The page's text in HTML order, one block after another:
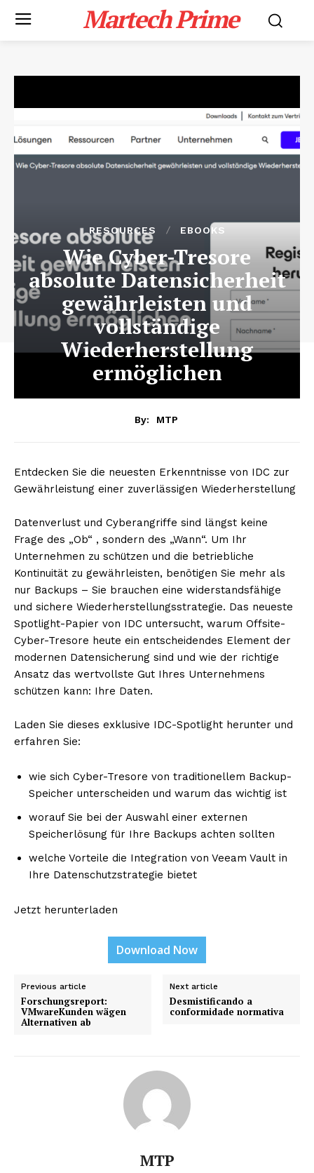
Martech Prime
RESOURCES EBOOKS
Wie Cyber-Tresore
absolute Datensicherheit
gewährleisten und
vollständige
Wiederherstellung
ermöglichen
By: MTP
Entdecken Sie die neuesten Erkenntnisse von IDC zur
Gewährleistung einer zuverlässigen Wiederherstellung
Datenverlust und Cyberangriffe sind längst keine
Frage des „Ob“ , sondern des „Wann“. Um Ihr
Unternehmen zu schützen und die betriebliche
Kontinuität zu gewährleisten, benötigen Sie mehr als
nur Backups – Sie brauchen eine widerstandsfähige
und sichere Wiederherstellungsstrategie. Das neueste
Spotlight-Papier von IDC untersucht, warum Offsite-
Cyber-Tresore heute ein entscheidendes Element der
modernen Datensicherung sind und wie der richtige
Ansatz das wertvollste Gut Ihres Unternehmens
schützen kann: Ihre Daten.
Laden Sie dieses exklusive IDC-Spotlight herunter und
erfahren Sie:
wie sich Cyber-Tresore von traditionellem Backup-
Speicher unterscheiden und warum das wichtig ist
worauf Sie bei der Auswahl einer externen
Speicherlösung für Ihre Backups achten sollten
welche Vorteile die Integration von Veeam Vault in
Ihre Datenschutzstrategie bietet
Jetzt herunterladen
Download Now
Previous article
Forschungsreport:
VMwareKunden wägen
Alternativen ab
Next article
Desmistificando a
conformidade normativa
MTP